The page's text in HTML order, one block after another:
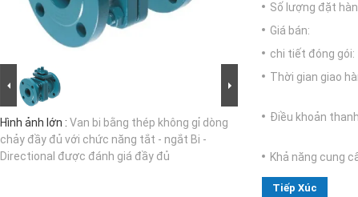
Hình ảnh lớn : Van bi bằng thép không gỉ dòng
chảy đầy đủ với chức năng tắt - ngắt Bi -
Directional được đánh giá đầy đủ
Số lượng đặt
Giá bán:
chi tiết đóng gói:
Thời gian giao
Điều khoản
Khả năng cung
Tiếp Xúc